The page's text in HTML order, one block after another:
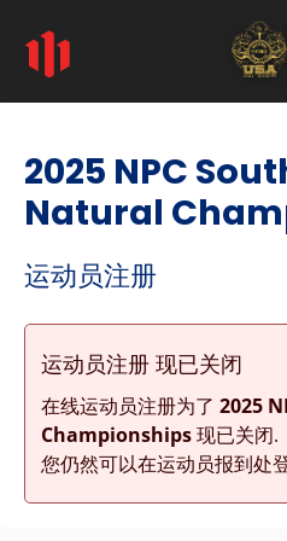
2025 NPC
Natural
运动员注册
运动员注册 现已关闭
在线运动员注册为了 2025
Championships现已关闭.
您仍然可以在运动员报到处